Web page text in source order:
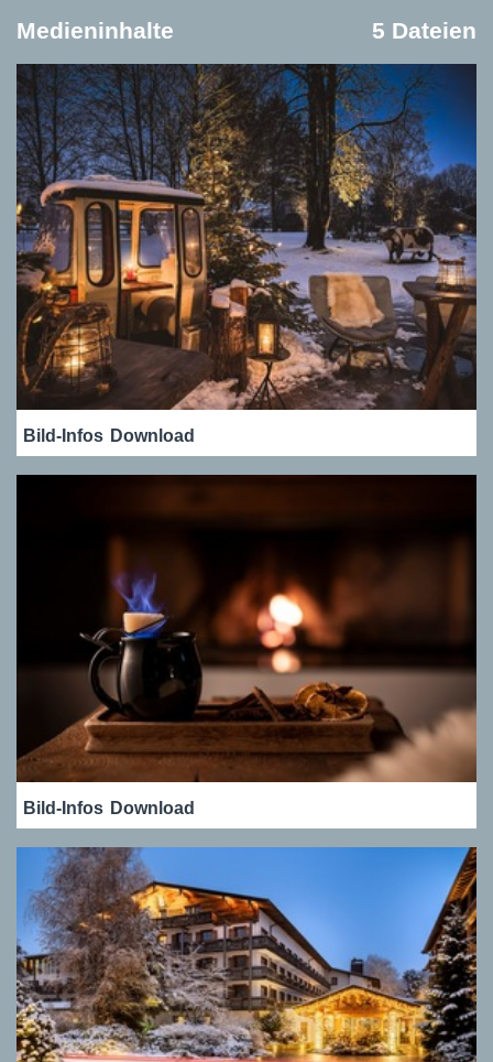
Medieninhalte 5 Dateien
Bild-Infos Download
Bild-Infos Download